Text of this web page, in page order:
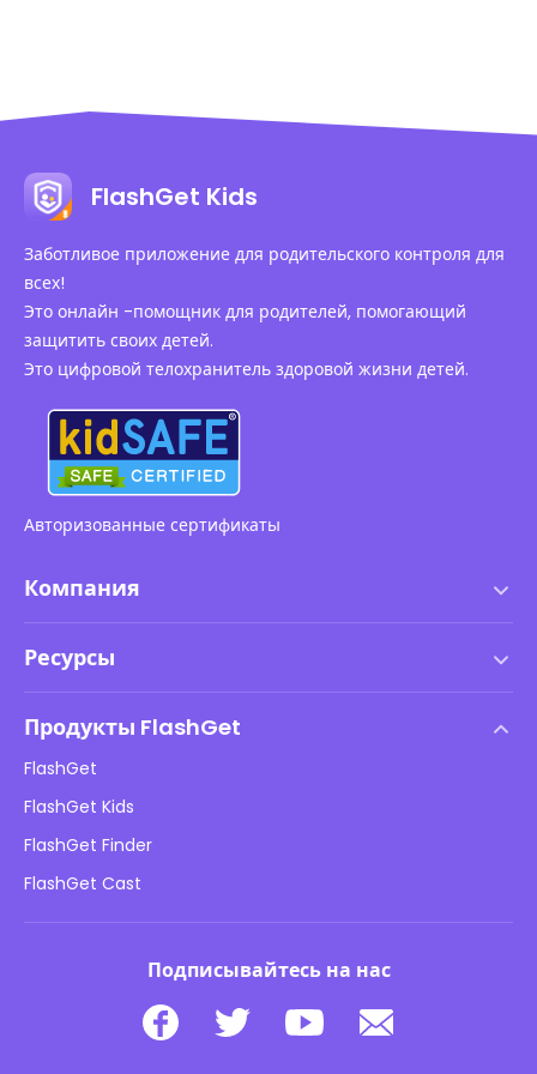
FlashGet Kids
Заботливое приложение для родительского контроля для
всех!
Это онлайн -помощник для родителей, помогающий
защитить своих детей.
Это цифровой телохранитель здоровой жизни детей.
Авторизованные сертификаты
Компания
(EULA)
Политика DMCA
Рекламная политика
Не продавайте мою информацию
Ресурсы
Блог
Безопасность детей Онлайн
Скачать
Продукты FlashGet
FlashGet
FlashGet Kids
FlashGet Finder
FlashGet Cast
Подписывайтесь на нас